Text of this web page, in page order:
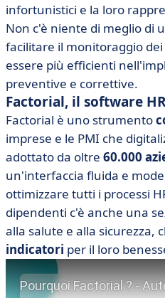
infortunistici e la loro
Non c'è niente di meglio di
facilitare il monitoraggio
essere più efficienti
preventive e correttive.
Factorial, il software
Factorial è uno strumento
imprese e le PMI che
adottato da oltre 60.000
un'interfaccia fluida e
ottimizzare tutti i processi
dipendenti c'è anche una
alla salute e alla sicurezza,
indicatori per il loro